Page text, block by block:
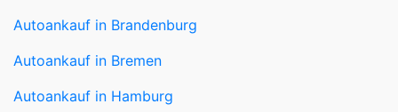
Autoankauf in Brandenburg
Autoankauf in Bremen
Autoankauf in Hamburg